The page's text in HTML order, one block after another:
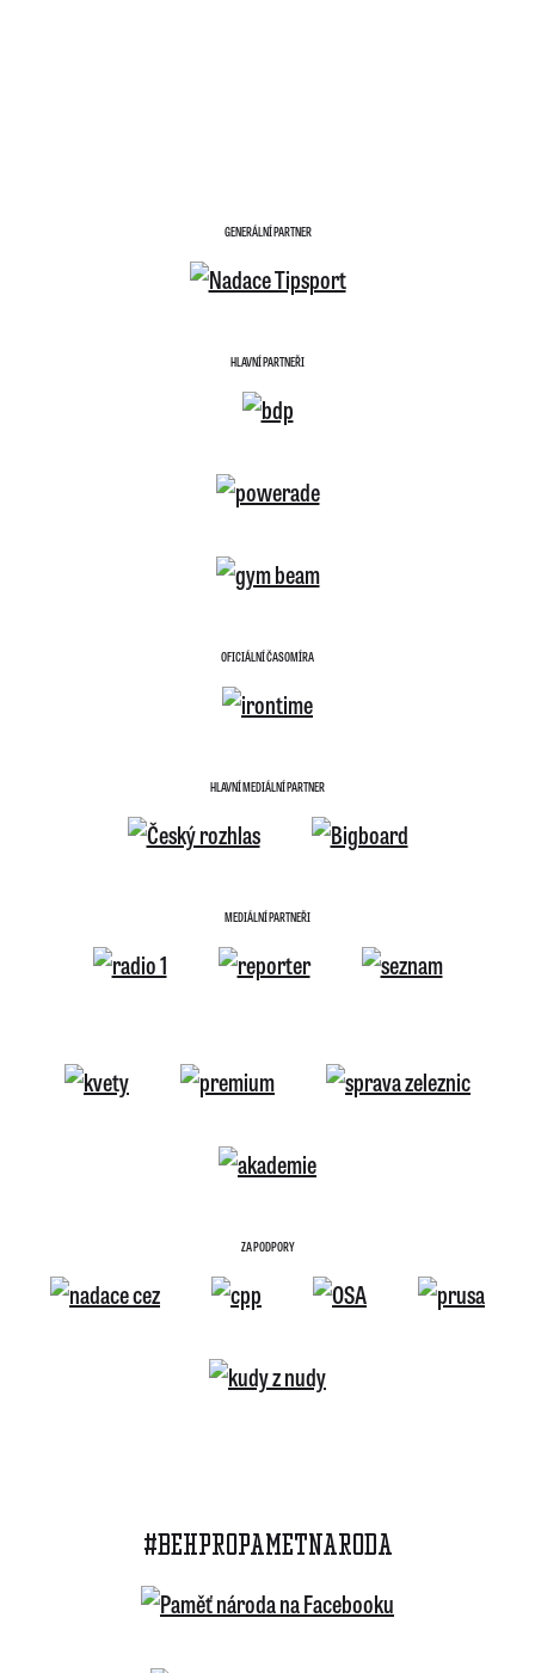
GENERÁLNÍ PARTNER
HLAVNÍ PARTNEŘI
OFICIÁLNÍ ČASOMÍRA
HLAVNÍ MEDIÁLNÍ PARTNER
MEDIÁLNÍ PARTNEŘI
ZA PODPORY
#BEHPROPAMETNARODA